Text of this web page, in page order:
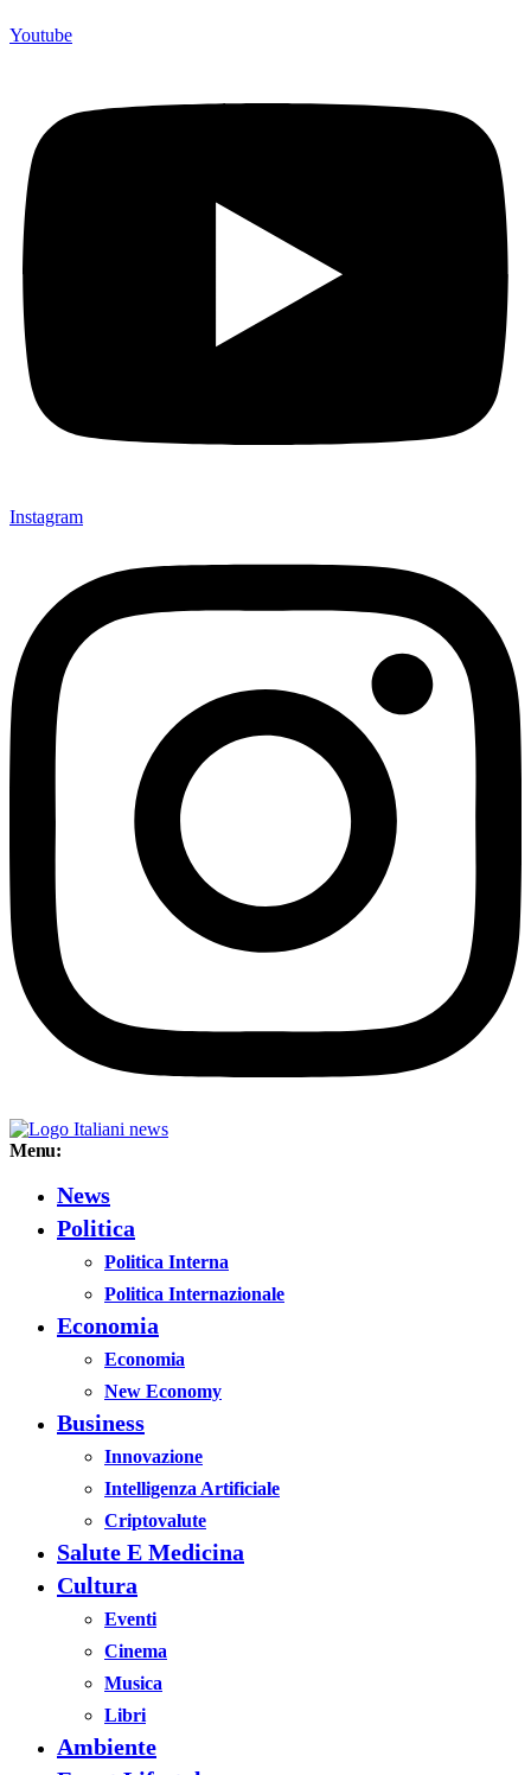
Youtube
Instagram
Menu:
News
Politica
Politica Interna
Politica Internazionale
Economia
Economia
New Economy
Business
Innovazione
Intelligenza Artificiale
Criptovalute
Salute E Medicina
Cultura
Eventi
Cinema
Musica
Libri
Ambiente